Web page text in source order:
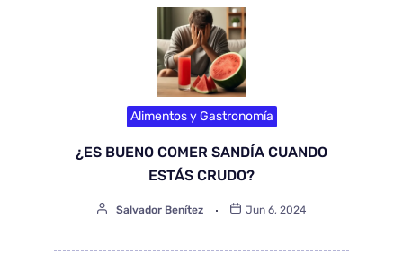
Alimentos y Gastronomía
¿ES BUENO COMER SANDÍA CUANDO
ESTÁS CRUDO?
Salvador Benítez Jun 6, 2024